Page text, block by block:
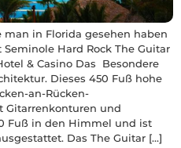
in Florida gesehen haben
Hard Rock The Guitar
& Casino Das Besondere
Dieses 450 Fuß hohe
an-Rücken-
Gitarrenkonturen und
Fuß in den Himmel und ist
Das The Guitar […]